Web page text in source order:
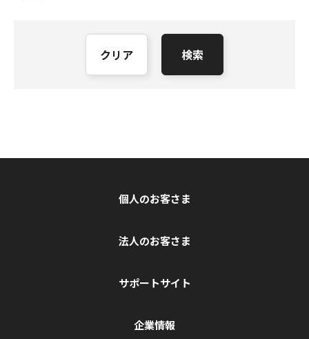
クリア 検索
個人のお客さま
法人のお客さま
サポートサイト
企業情報